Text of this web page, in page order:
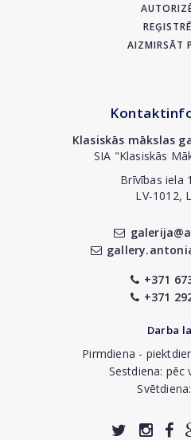
AIZMIRSĀT
Klasiskās mākslas
SIA "Klasiskās
Brīvības iela
LV-1012,
+371
+371
Darba
Pirmdiena -
Sestdiena: pēc